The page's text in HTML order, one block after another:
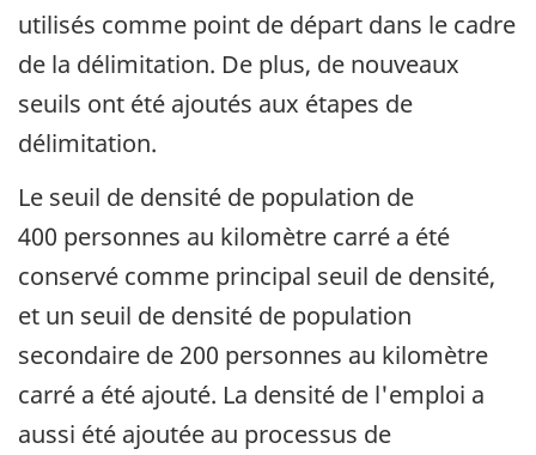
utilisés comme point de départ dans le cadre
de la délimitation. De plus, de nouveaux
seuils ont été ajoutés aux étapes de
délimitation.
Le seuil de densité de population de
400 personnes au kilomètre carré a été
conservé comme principal seuil de densité,
et un seuil de densité de population
secondaire de 200 personnes au kilomètre
carré a été ajouté. La densité de l'emploi a
aussi été ajoutée au processus de